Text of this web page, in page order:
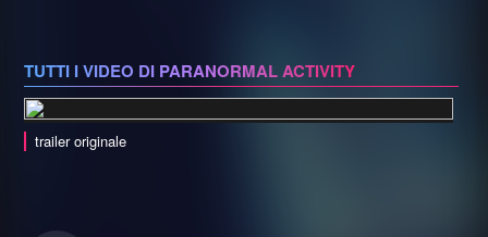
TUTTI I VIDEO DI PARANORMAL ACTIVITY
trailer originale